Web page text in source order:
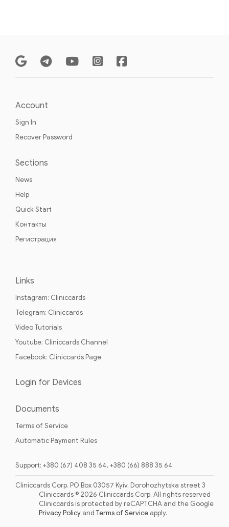
Account
Sign In
Recover Password
Sections
News
Help
Quick Start
Контакты
Регистрация
Links
Instagram: Cliniccards
Telegram: Cliniccards
Video Tutorials
Youtube: Cliniccards Channel
Facebook: Cliniccards Page
Login for Devices
Documents
Terms of Service
Automatic Payment Rules
Support: +380 (67) 408 35 64, +380 (66) 888 35 64
Cliniccards Corp. PO Box 03057 Kyiv, Dorohozhytska street 3
Cliniccards © 2026 Cliniccards Corp. All rights reserved
Cliniccards is protected by reCAPTCHA and the Google
Privacy Policy and Terms of Service apply.